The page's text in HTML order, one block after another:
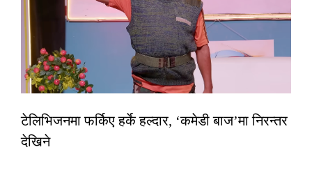
टेलिभिजनमा फर्किए हर्के हल्दार, ‘कमेडी बाज’मा निरन्तर
देखिने